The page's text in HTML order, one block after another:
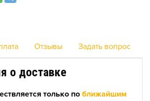
Отзывы Задать вопрос
о доставке
только поближайшим